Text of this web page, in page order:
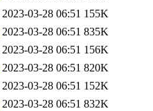
2023-03-28 06:51 155K
2023-03-28 06:51 835K
2023-03-28 06:51 156K
2023-03-28 06:51 820K
2023-03-28 06:51 152K
2023-03-28 06:51 832K